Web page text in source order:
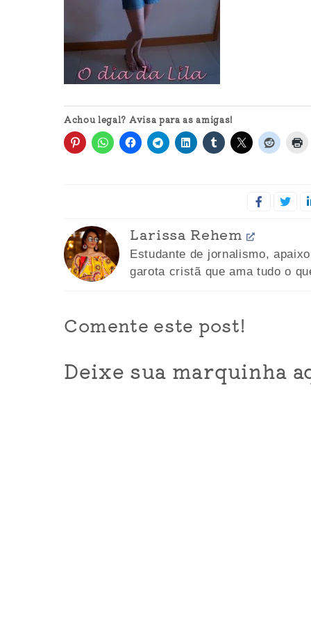
Achou legal? Avisa para as amigas!
Larissa Rehem
Estudante de jornalismo,
garota cristã que ama tudo o
Comente este post!
Deixe sua marquinha